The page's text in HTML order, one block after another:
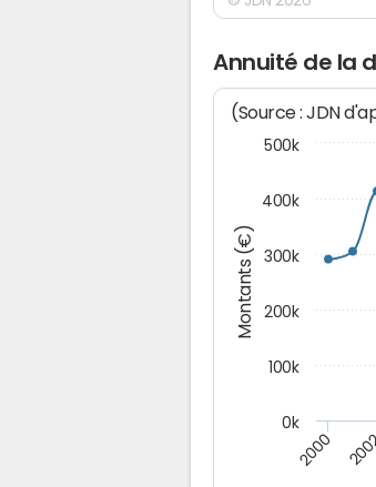
Annuité de la
Montants (€)
(Source : JDN
2000
0k
100k
200k
300k
400k
500k